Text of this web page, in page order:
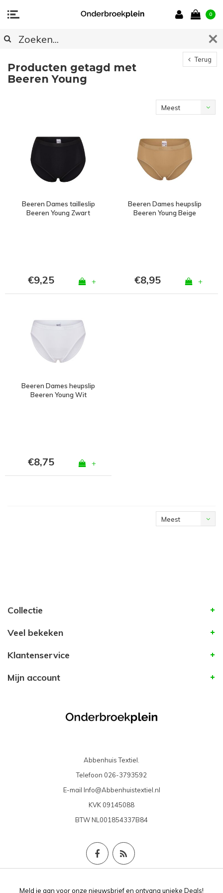
0
Terug
Producten getagd met
Beeren Young
Meest
Beeren Dames tailleslip
Beeren Young Zwart
€9,25 +
Beeren Dames heupslip
Beeren Young Beige
€8,95 +
Beeren Dames heupslip
Beeren Young Wit
€8,75 +
Meest
Collectie
Veel bekeken
Klantenservice
Mijn account
Abbenhuis Textiel.
Telefoon 026-3793592
E-mail Info@Abbenhuistextiel.nl
KVK 09145088
BTWNL001854337B84
Meld je aan voor onze nieuwsbrief en ontvang unieke Deals!